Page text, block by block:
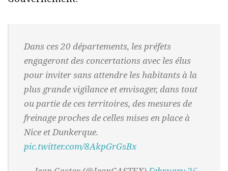
Dans ces 20 départements, les préfets
engageront des concertations avec les élus
pour inviter sans attendre les habitants à la
plus grande vigilance et envisager, dans tout
ou partie de ces territoires, des mesures de
freinage proches de celles mises en place à
Nice et Dunkerque.
pic.twitter.com/8AkpGrGsBx